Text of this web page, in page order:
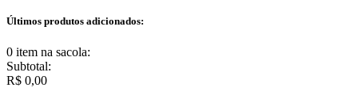
Últimos produtos adicionados:
0 item na sacola:
Subtotal:
R$ 0,00